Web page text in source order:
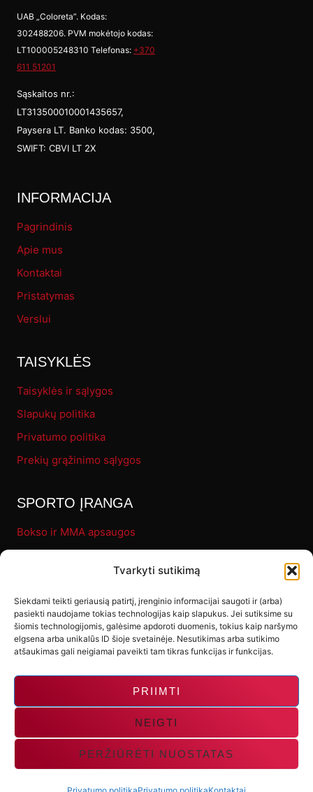
Tvarkyti sutikimą
Siekdami teikti geriausią patirtį, įrenginio informacijai saugoti ir (arba)
pasiekti naudojame tokias technologijas kaip slapukus. Jei sutiksime su
šiomis technologijomis, galėsime apdoroti duomenis, tokius kaip naršymo
elgsena arba unikalūs ID šioje svetainėje. Nesutikimas arba sutikimo
atšaukimas gali neigiamai paveikti tam tikras funkcijas ir funkcijas.
PRIIMTI
NEIGTI
PERŽIŪRĖTI NUOSTATAS
UAB „Coloreta”. Kodas:
302488206. PVM mokėtojo kodas:
LT100005248310 Telefonas: +370
611 51201
Sąskaitos nr.:
LT313500010001435657,
Paysera LT. Banko kodas: 3500,
SWIFT: CBVI LT 2X
INFORMACIJA
Pagrindinis
Apie mus
Kontaktai
Pristatymas
Verslui
TAISYKLĖS
Taisyklės ir sąlygos
Slapukų politika
Privatumo politika
Prekių grąžinimo sąlygos
SPORTO ĮRANGA
Bokso ir MMA apsaugos
Fitness
Letenos ir makivaros
Kiti produktai
© 2026 Gladiator-Sport | Spendimas: UXLAB